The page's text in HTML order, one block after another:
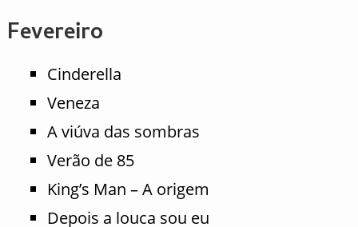
Fevereiro
Cinderella
Veneza
A viúva das sombras
Verão de 85
King’s Man – A origem
Depois a louca sou eu